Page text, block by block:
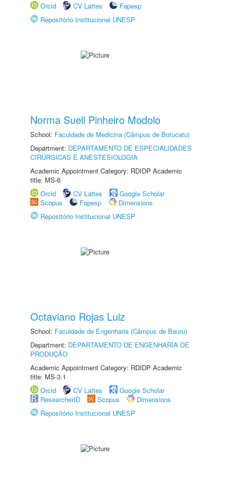
Orcid
CV Lattes
Fapesp
Repositório Institucional UNESP
Norma Sueli Pinheiro Modolo
School: Faculdade de Medicina (Câmpus de Botucatu)
Department: DEPARTAMENTO DE ESPECIALIDADES
CIRÚRGICAS E ANESTESIOLOGIA
Academic Appointment Category: RDIDP Academic
title: MS-6
Orcid
CV Lattes
Google Scholar
Scopus
Fapesp
Dimensions
Repositório Institucional UNESP
Octaviano Rojas Luiz
School: Faculdade de Engenharia (Câmpus de Bauru)
Department: DEPARTAMENTO DE ENGENHARIA DE
PRODUÇÃO
Academic Appointment Category: RDIDP Academic
title: MS-3.1
Orcid
CV Lattes
Google Scholar
ResearcherID
Scopus
Dimensions
Repositório Institucional UNESP